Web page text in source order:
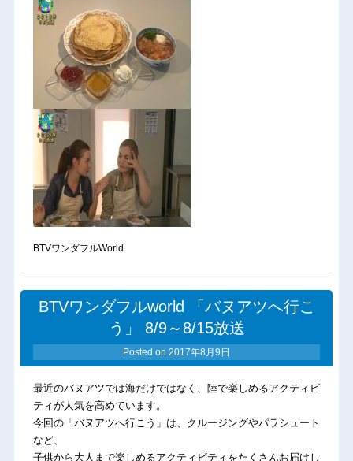
BTVワンダフルWorld
BTVワンダフルworld 「バヌアツへ行こ
う」 8/9～8/15放送
Posted on 2017年8月9日
最近のバヌアツでは海だけではなく、陸で楽しめるアクティビ
ティが人気を高めています。
今回の「バヌアツへ行こう」は、クルージングやパラシュート
など、
子供から大人まで楽しめるアクティビティをたくさんお届けし